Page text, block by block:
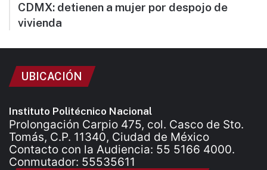
CDMX: detienen a mujer por despojo de
vivienda
UBICACIÓN
Instituto Politécnico Nacional
Prolongación Carpio 475, col. Casco de Sto.
Tomás, C.P. 11340, Ciudad de México
Contacto con la Audiencia: 55 5166 4000.
Conmutador: 55535611